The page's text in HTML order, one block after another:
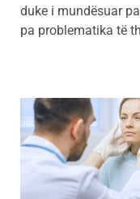
duke i mundësuar
pa problematika të